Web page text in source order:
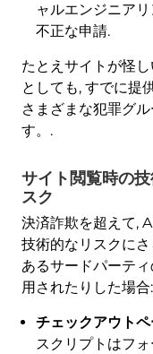
ャルエンジニア
不正な申請.
たとえサイトが怪
としても, すでに提
さまざまな犯罪グ
す。.
サイト閲覧時の
スク
決済詐欺を超えて,
技術的なリスクに
あるサードパーテ
用されたりした場合:
チェックアウト
スクリプトはフ